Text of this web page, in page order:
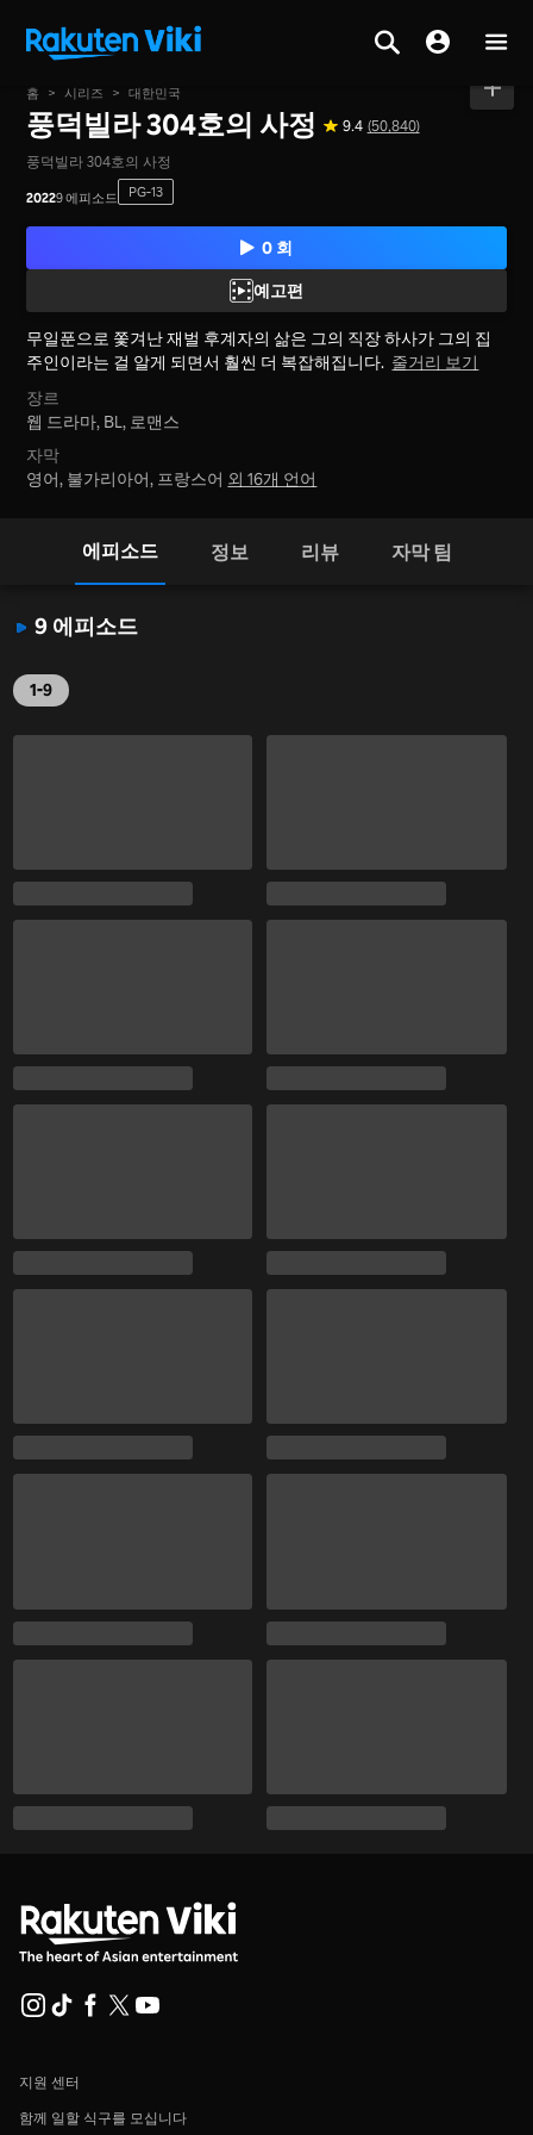
홈 > 시리즈 > 대한민국
풍덕빌라 304호의 사정 9.4 (50,840)
풍덕빌라 304호의 사정
20229 에피소드 PG-13
0 회
예고편
무일푼으로 쫓겨난 재벌 후계자의 삶은 그의 직장 하사가 그의 집
주인이라는 걸 알게 되면서 훨씬 더 복잡해집니다. 줄거리 보기
장르
웹 드라마, BL, 로맨스
자막
영어, 불가리아어, 프랑스어 외 16개 언어
에피소드 정보 리뷰 자막 팀
9 에피소드
1-9
지원 센터
함께 일할 식구를 모십니다